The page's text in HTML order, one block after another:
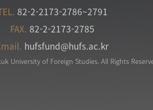
82-2-2173-2786~2791
FAX. 82-2-2173-2785
hufsfund@hufs.ac.kr
University of Foreign Studies. All Rights